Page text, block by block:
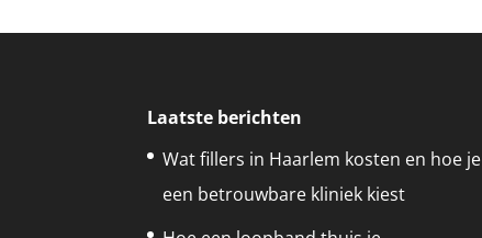
Laatste berichten
Wat fillers in Haarlem kosten en hoe je
een betrouwbare kliniek kiest